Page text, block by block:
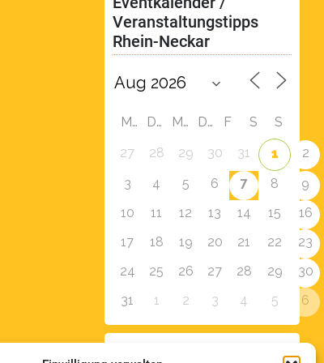
Veranstaltungstipps
Rhein-Neckar
M D M D F S
S
27
28 29 30 31 1
2
3
4 5 6 7 8
9
10
11 12 13 14 15
16
17
18 19 20 21 22
23
24
25 26 27 28 29
30
31
1 2 3 4 5 6